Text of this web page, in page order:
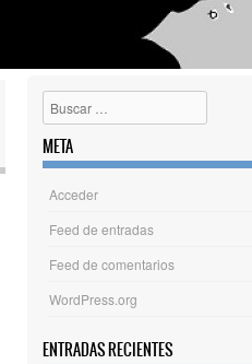
Buscar
META
Acceder
Feed de entradas
Feed de comentarios
WordPress.org
ENTRADAS RECIENTES